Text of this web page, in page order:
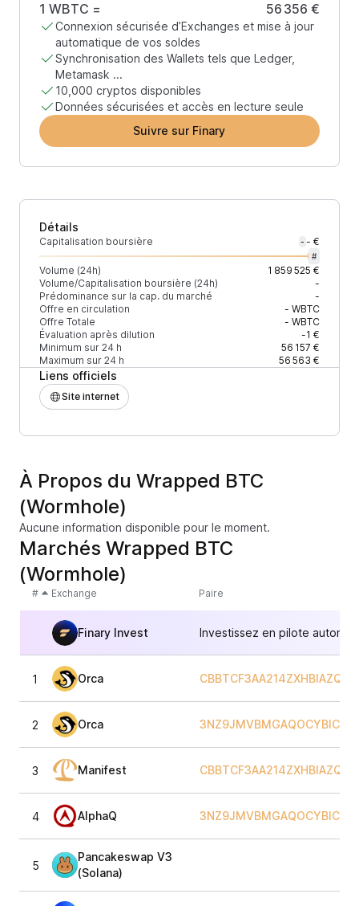
1 WBTC = 56 356 €
Connexion sécurisée d’Exchanges et mise à jour
automatique de vos soldes
Synchronisation des Wallets tels que Ledger,
Metamask ...
10,000 cryptos disponibles
Données sécurisées et accès en lecture seule
Suivre sur Finary
Détails
Capitalisation boursière - - €
#
Volume (24h)
1 859 525 €
Volume/Capitalisation boursière (24h)
-
Prédominance sur la cap. du marché
-
Offre en circulation
- WBTC
Offre Totale
- WBTC
Évaluation après dilution
-1 €
Minimum sur 24 h
56 157 €
Maximum sur 24 h
56 563 €
Liens officiels
Site internet
À Propos du Wrapped BTC
(Wormhole)
Aucune information disponible pour le moment.
Marchés Wrapped BTC
(Wormhole)
# Exchange Paire
Finary Invest Investissez en pilote
1 Orca
2 Orca
3 Manifest
4 AlphaQ
5
Pancakeswap V3
(Solana)